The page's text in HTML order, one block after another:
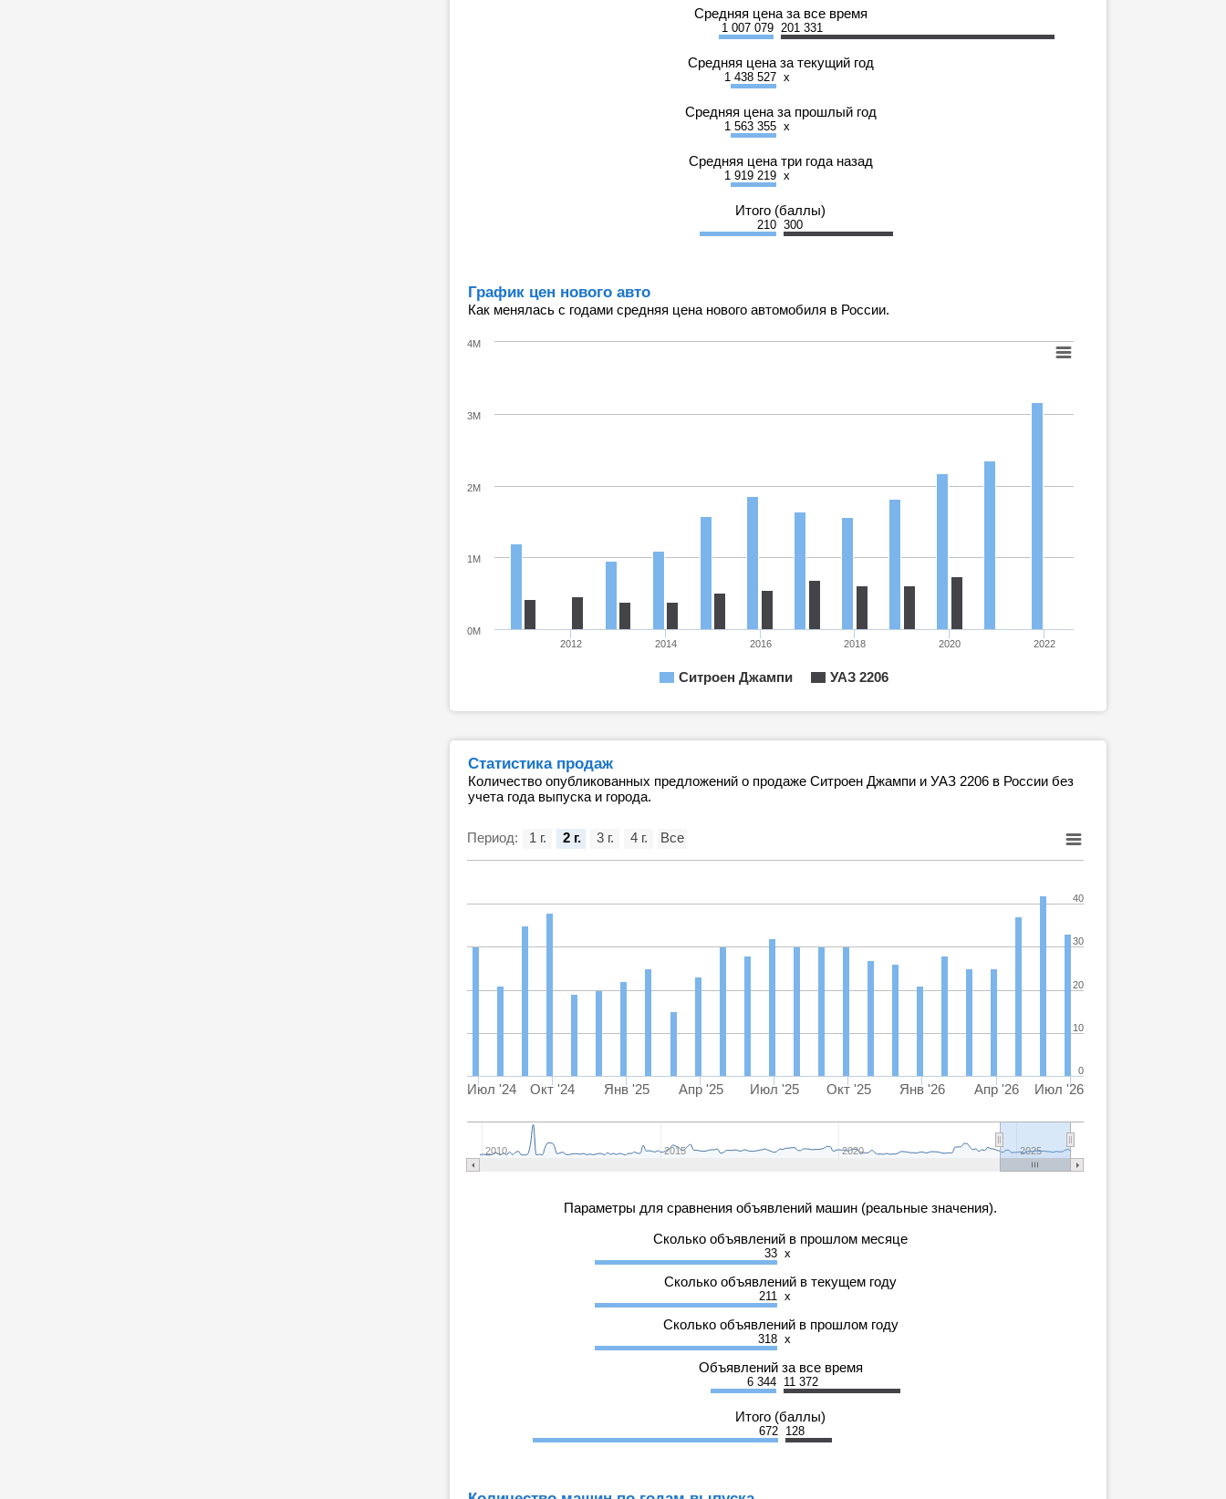
Средняя цена за все время
1 007 079 201 331
Средняя цена за текущий год
1 438 527 x
Средняя цена за прошлый год
1 563 355 x
Средняя цена три года назад
1 919 219 x
Итого (баллы)
210 300
График цен нового авто
Как менялась с годами средняя цена нового автомобиля в России.
Ситроен Джампи УАЗ 2206
2012 2014 2016 2018 2020 2022
0M
1M
2M
3M
4M
Статистика продаж
Количество опубликованных предложений о продаже Ситроен Джампи и УАЗ 2206 в России без
учета года выпуска и города.
Период:
Июл '24 Окт '24 Янв '25 Апр '25 Июл '25 Окт '25 Янв '26 Апр '26 Июл '26
2010 2015 2020 2025
0
10
20
30
40
1 г. 2 г. 3 г. 4 г. Все
Параметры для сравнения объявлений машин (реальные значения).
Сколько объявлений в прошлом месяце
33 x
Сколько объявлений в текущем году
211 x
Сколько объявлений в прошлом году
318 x
Объявлений за все время
6 344 11 372
Итого (баллы)
672 128